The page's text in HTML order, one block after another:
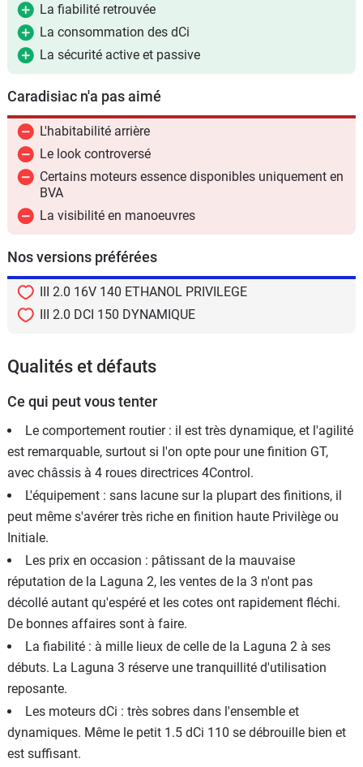
La fiabilité retrouvée
La consommation des dCi
La sécurité active et passive
Caradisiac n'a pas aimé
L'habitabilité arrière
Le look controversé
Certains moteurs essence disponibles uniquement en
BVA
La visibilité en manoeuvres
Nos versions préférées
III 2.0 16V 140 ETHANOL PRIVILEGE
III 2.0 DCI 150 DYNAMIQUE
Qualités et défauts
Ce qui peut vous tenter
Le comportement routier : il est très dynamique, et l'agilité
est remarquable, surtout si l'on opte pour une finition GT,
avec châssis à 4 roues directrices 4Control.
L'équipement : sans lacune sur la plupart des finitions, il
peut même s'avérer très riche en finition haute Privilège ou
Initiale.
Les prix en occasion : pâtissant de la mauvaise
réputation de la Laguna 2, les ventes de la 3 n'ont pas
décollé autant qu'espéré et les cotes ont rapidement fléchi.
De bonnes affaires sont à faire.
La fiabilité : à mille lieux de celle de la Laguna 2 à ses
débuts. La Laguna 3 réserve une tranquillité d'utilisation
reposante.
Les moteurs dCi : très sobres dans l'ensemble et
dynamiques. Même le petit 1.5 dCi 110 se débrouille bien et
est suffisant.